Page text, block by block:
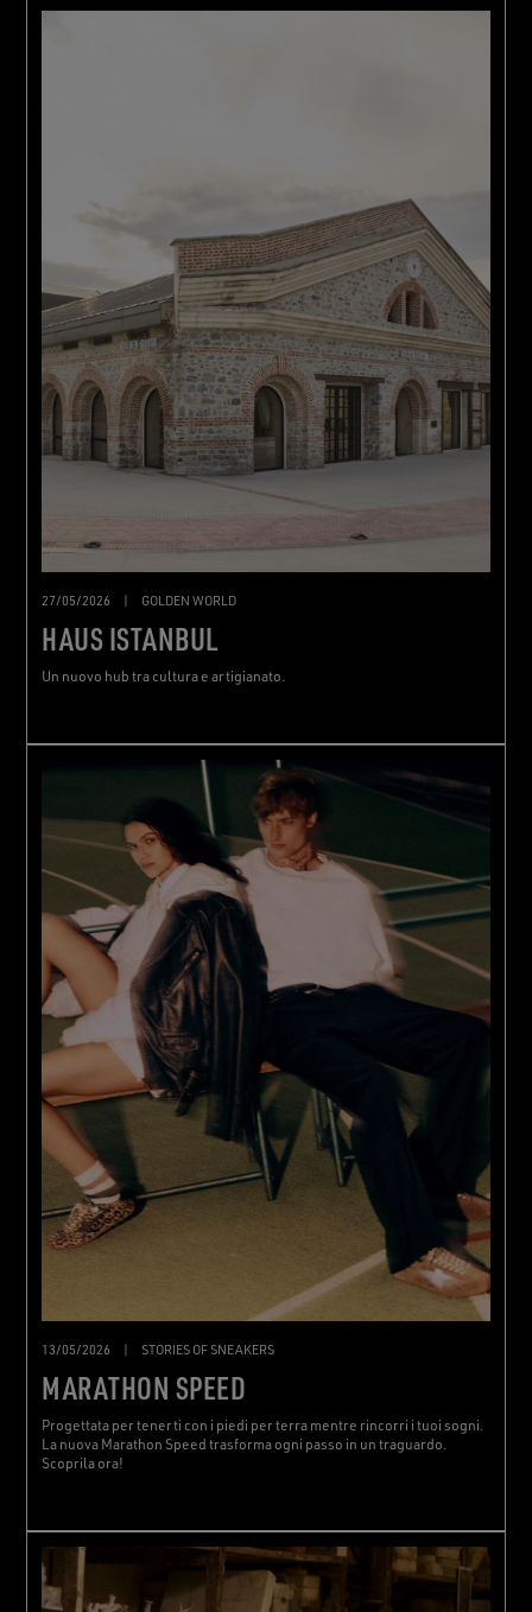
27/05/2026 GOLDEN WORLD
HAUS ISTANBUL
Un nuovo hub tra cultura e artigianato.
13/05/2026 | STORIES OF SNEAKERS
MARATHON SPEED
Progettata per tenerti con i piedi per terra mentre rincorri i tuoi sogni.
La nuova Marathon Speed trasforma ogni passo in un traguardo.
Scoprila ora!